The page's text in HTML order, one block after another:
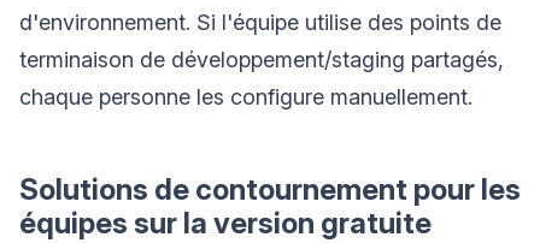
d'environnement. Si l'équipe utilise des points de
terminaison de développement/staging partagés,
chaque personne les configure manuellement.
Solutions de contournement pour les
équipes sur la version gratuite